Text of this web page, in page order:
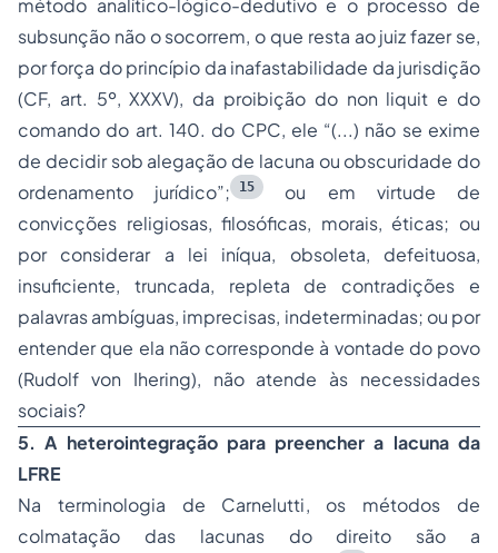
subsunção não o socorrem, o que resta ao juiz fazer se,
por força do princípio da inafastabilidade da jurisdição
(CF, art. 5º, XXXV), da proibição do non liquit e do
comando do art. 140. do CPC, ele “(...) não se exime
de decidir sob alegação de lacuna ou obscuridade do
ordenamento jurídico”; 15
ou em virtude de
convicções religiosas, filosóficas, morais, éticas; ou
por considerar a lei iníqua, obsoleta, defeituosa,
insuficiente, truncada, repleta de contradições e
palavras ambíguas, imprecisas, indeterminadas; ou por
entender que ela não corresponde à vontade do povo
(Rudolf von Ihering), não atende às necessidades
sociais?
5. A heterointegração para preencher a lacuna da
LFRE
Na terminologia de Carnelutti, os métodos de
colmatação das lacunas do direito são a